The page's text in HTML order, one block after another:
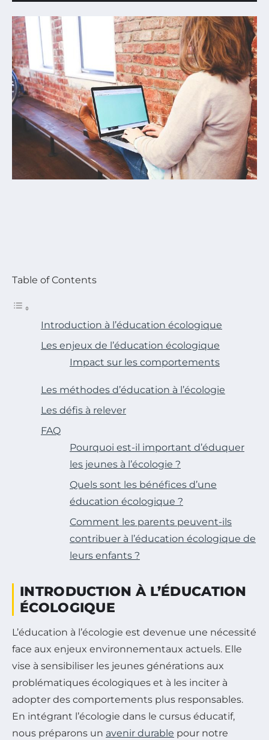
Table of Contents
Introduction à l’éducation écologique
Les enjeux de l’éducation écologique
Impact sur les comportements
Les méthodes d’éducation à l’écologie
Les défis à relever
FAQ
Pourquoi est-il important d’éduquer
les jeunes à l’écologie ?
Quels sont les bénéfices d’une
éducation écologique ?
Comment les parents peuvent-ils
contribuer à l’éducation écologique de
leurs enfants ?
INTRODUCTION À L’ÉDUCATION
ÉCOLOGIQUE
L’éducation à l’écologie est devenue une nécessité
face aux enjeux environnementaux actuels. Elle
vise à sensibiliser les jeunes générations aux
problématiques écologiques et à les inciter à
adopter des comportements plus responsables.
En intégrant l’écologie dans le cursus éducatif,
nous préparons un avenir durable pour notre